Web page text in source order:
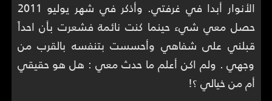
الأنوار أبدا في غرفتي. وأذكر في شهر يوليو 2011
حصل معي شيء حينما كنت نائمة فشعرت بأن احداً
قبلني على شفاهي وأحسست بتنفسه بالقرب من
وجهي . ولم اكن أعلم ما حدث معي : هل هو حقيقي
أم من خيالي ؟!